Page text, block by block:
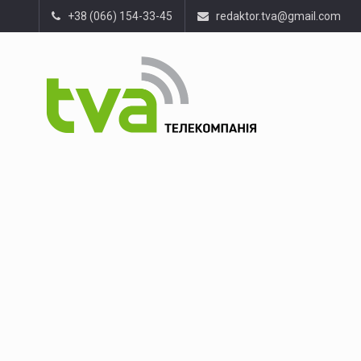
+38 (066) 154-33-45 redaktor.tva@gmail.com